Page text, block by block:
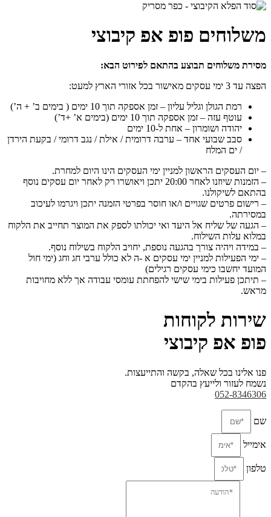
משלוחים פופ אפ קיבוצי
מסירת משלוחים תבוצע בהתאם לפירוט הבא:
הפצה עד 3 ימי עסקים מאישור בכל אזורי הארץ למעט:
רמת הגולן וגליל עליון – זמן אספקה תוך 10 ימים ( בימים ב’ + ה’)
עוטף עזה – זמן אספקה תוך 10 ימים (בימים א’ +ד’)
יהודה ושומרון – אחת ל-10 ימים
סבב שבועי אחד – ערבה דרומית / אילת / נגב דרומי / בקעת הירדן
/ ים המלח
– יום העסקים הראשון למניין ימי העסקים הינו היום למחרת.
– הזמנות שיוזנו לאחר 20:00 יתכן ויאושרו רק לאחר יום עסקים נוסף
בהתאם לשיקולנו.
– רישום פרטים שגויים ו/או חוסר בפרטי הזמנה יתכן ויגרמו לעיכוב
במסירתה.
– הגעה של שליח אל היעד ואי יכולתו לספק את המוצר תחייב את הלקוח
במלוא עלות השילוח.
– במידה ויהיה צורך בהגעה נוספת, יחויב הלקוח בשילוח נוסף.
– ימי הפעילות למניין ימי עסקים א -ה לא כולל ערבי חג וחג (ימי חול
המועד יחשבו כימי עסקים רגילים)
– תיתכן פעילות בימי שישי להפחתת עומסי עבודה אך ללא מחויבות
מראש.
שירות לקוחות
פופ אפ קיבוצי
פנו אלינו בכל שאלה, בקשה והתייעצות.
נשמח לעזור ולייעץ בהקדם
052-8346306
שם
אימייל
טלפון